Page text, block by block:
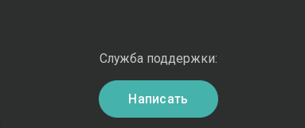
Служба поддержки:
Написать